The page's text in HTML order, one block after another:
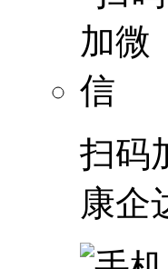
扫码
康企